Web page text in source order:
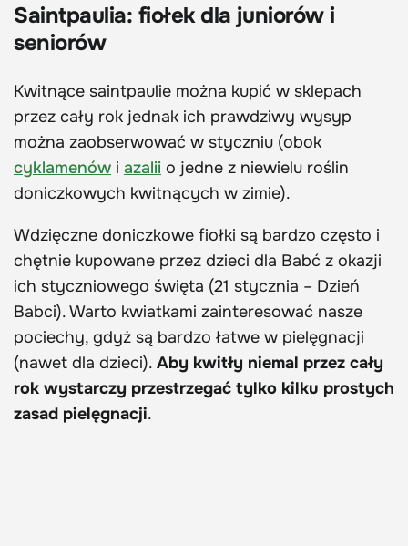
Saintpaulia: fiołek dla juniorów i
seniorów
Kwitnące saintpaulie można kupić w sklepach
przez cały rok jednak ich prawdziwy wysyp
można zaobserwować w styczniu (obok
cyklamenów i azalii o jedne z niewielu roślin
doniczkowych kwitnących w zimie).
Wdzięczne doniczkowe fiołki są bardzo często i
chętnie kupowane przez dzieci dla Babć z okazji
ich styczniowego święta (21 stycznia – Dzień
Babci). Warto kwiatkami zainteresować nasze
pociechy, gdyż są bardzo łatwe w pielęgnacji
(nawet dla dzieci). Aby kwitły niemal przez cały
rok wystarczy przestrzegać tylko kilku prostych
zasad pielęgnacji.